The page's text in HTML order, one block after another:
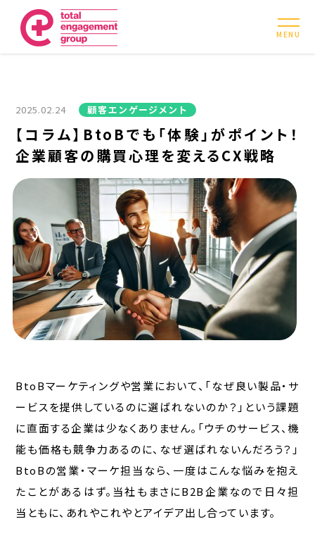
MENU
2025.02.24 顧客エンゲージメント
【コラム】BtoBでも「体験」がポイント！
企業顧客の購買心理を変えるCX戦略
BtoBマーケティングや営業において、「なぜ良い製品・サ
ービスを提供しているのに選ばれないのか？」という課題
に直面する企業は少なくありません。「ウチのサービス、機
能も価格も競争力あるのに、なぜ選ばれないんだろう？」
BtoBの営業・マーケ担当なら、一度はこんな悩みを抱え
たことがあるはず。当社もまさにB2B企業なので日々担
当ともに、あれやこれやとアイデア出し合っています。